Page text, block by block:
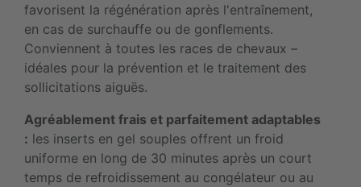
favorisent la régénération après l'entraînement,
en cas de surchauffe ou de gonflements.
Conviennent à toutes les races de chevaux –
idéales pour la prévention et le traitement des
sollicitations aiguës.
Agréablement frais et parfaitement adaptables
: les inserts en gel souples offrent un froid
uniforme en long de 30 minutes après un court
temps de refroidissement au congélateur ou au